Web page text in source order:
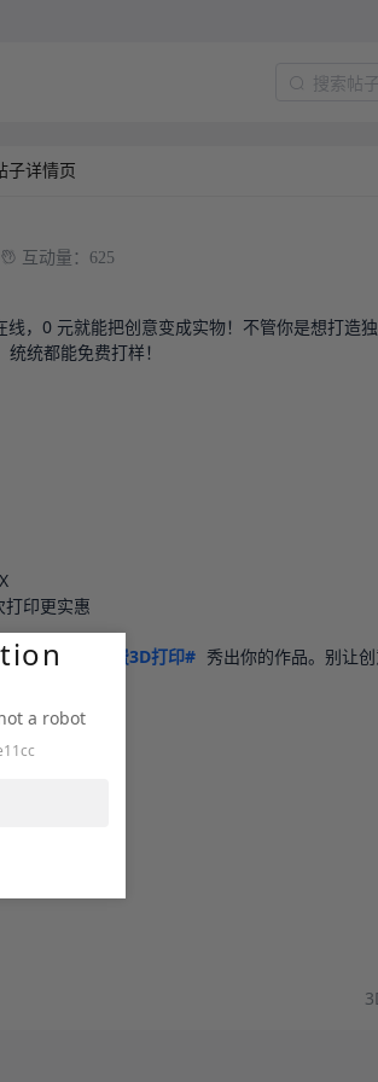
子详情页
互动量：625
，0 元就能把创意变成实物！不管你是想打造
统都能免费打样！
印更实惠
# #嘉立创免费3D打印# 秀出你的作品。别让
a robot